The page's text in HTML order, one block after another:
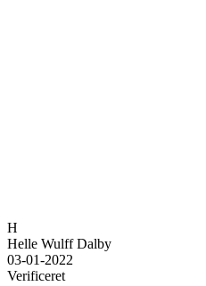
H
Helle Wulff Dalby
03-01-2022
Verificeret